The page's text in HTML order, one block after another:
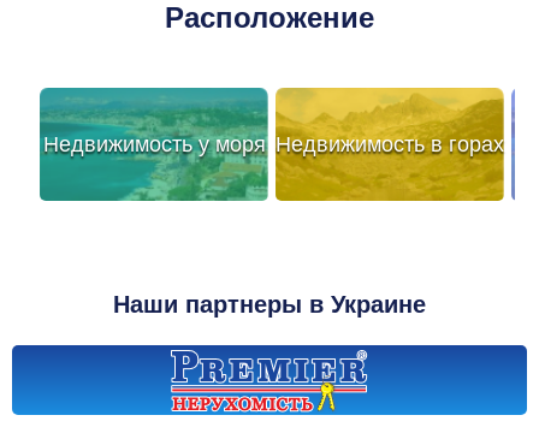
Расположение
Недвижимость у моря Недвижимость в горах
Наши партнеры в Украине